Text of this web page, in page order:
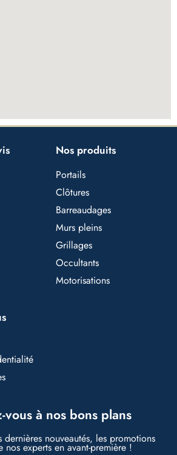
Nos produits
Portails
Clôtures
Barreaudages
Murs pleins
Grillages
Occultants
Motorisations
vous à nos bons plans
dernières nouveautés, les promotions
nos experts en avant-première !